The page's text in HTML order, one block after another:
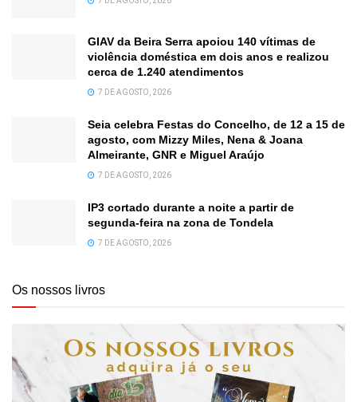
GIAV da Beira Serra apoiou 140 vítimas de
violência doméstica em dois anos e realizou
cerca de 1.240 atendimentos
7 DE AGOSTO, 2026
Seia celebra Festas do Concelho, de 12 a 15 de
agosto, com Mizzy Miles, Nena & Joana
Almeirante, GNR e Miguel Araújo
7 DE AGOSTO, 2026
IP3 cortado durante a noite a partir de
segunda-feira na zona de Tondela
7 DE AGOSTO, 2026
Os nossos livros